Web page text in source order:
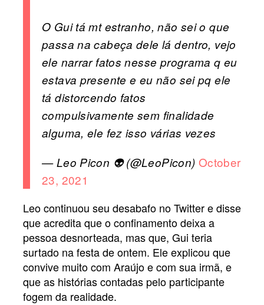
O Gui tá mt estranho, não sei o que
passa na cabeça dele lá dentro, vejo
ele narrar fatos nesse programa q eu
estava presente e eu não sei pq ele
tá distorcendo fatos
compulsivamente sem finalidade
alguma, ele fez isso várias vezes
— Leo Picon 👽 (@LeoPicon) October
23, 2021
Leo continuou seu desabafo no Twitter e disse
que acredita que o confinamento deixa a
pessoa desnorteada, mas que, Gui teria
surtado na festa de ontem. Ele explicou que
convive muito com Araújo e com sua irmã, e
que as histórias contadas pelo participante
fogem da realidade.